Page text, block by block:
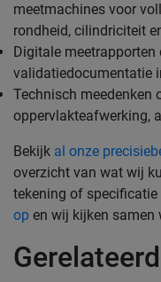
meetmachines voor
rondheid, cilindriciteit
Digitale
validatiedocumentatie
Technisch meedenken
oppervlakteafwerking,
Bekijk al onze
overzicht van wat wij
tekening of
op en wij kijken samen